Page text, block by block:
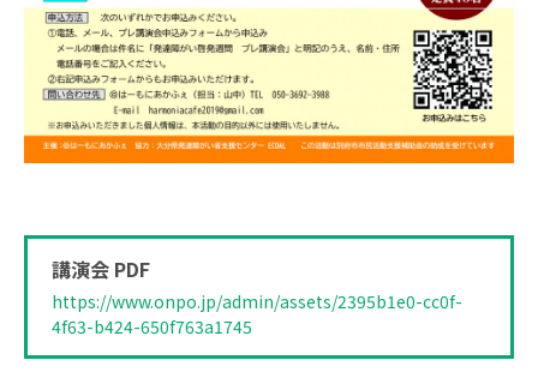
講演会 PDF
https://www.onpo.jp/admin/assets/2395b1e0-cc0f-
4f63-b424-650f763a1745